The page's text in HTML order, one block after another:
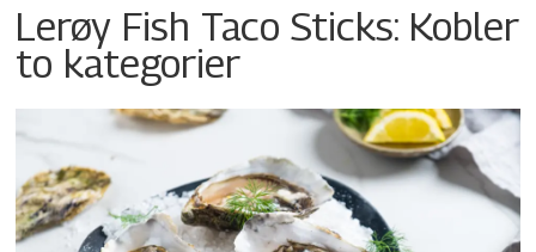
Lerøy Fish Taco Sticks: Kobler
to kategorier